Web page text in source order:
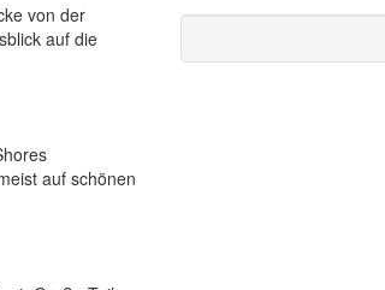
von der
auf die
auf schönen